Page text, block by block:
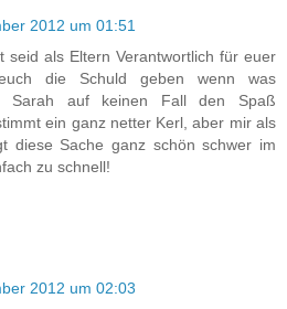
2012 um 01:51
seid als Eltern Verantwortlich für euer
die Schuld geben wenn was
Sarah auf keinen Fall den Spaß
ein ganz netter Kerl, aber mir als
diese Sache ganz schön schwer im
zu schnell!
2012 um 02:03